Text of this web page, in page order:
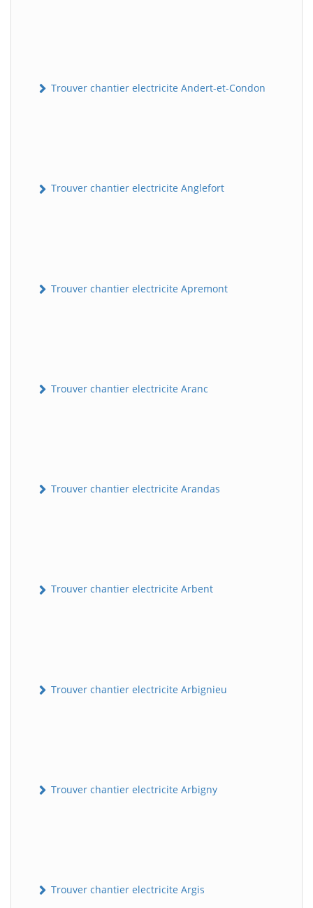
Trouver chantier electricite Andert-et-Condon
Trouver chantier electricite Anglefort
Trouver chantier electricite Apremont
Trouver chantier electricite Aranc
Trouver chantier electricite Arandas
Trouver chantier electricite Arbent
Trouver chantier electricite Arbignieu
Trouver chantier electricite Arbigny
Trouver chantier electricite Argis